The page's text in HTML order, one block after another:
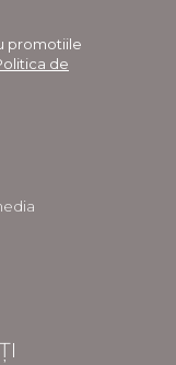
promotiile
de